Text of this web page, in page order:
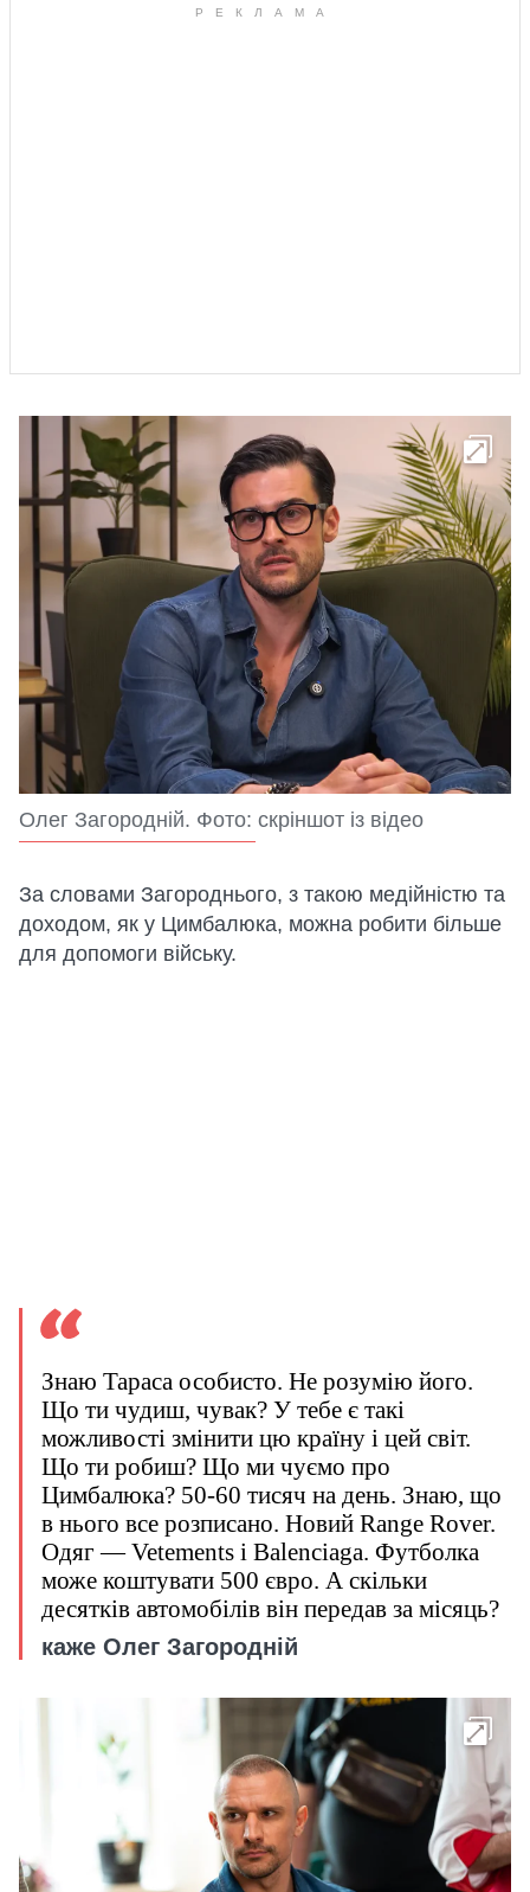
Олег Загородній. Фото: скріншот із відео
За словами Загороднього, з такою медійністю та
доходом, як у Цимбалюка, можна робити більше
для допомоги війську.
Знаю Тараса особисто. Не розумію його.
Що ти чудиш, чувак? У тебе є такі
можливості змінити цю країну і цей світ.
Що ти робиш? Що ми чуємо про
Цимбалюка? 50-60 тисяч на день. Знаю, що
в нього все розписано. Новий Range Rover.
Одяг — Vetements і Balenciaga. Футболка
може коштувати 500 євро. А скільки
десятків автомобілів він передав за місяць?
каже Олег Загородній